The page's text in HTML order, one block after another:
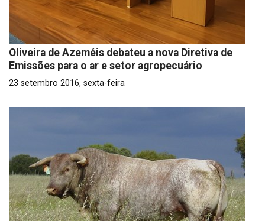
Oliveira de Azeméis debateu a nova Diretiva de
Emissões para o ar e setor agropecuário
23 setembro 2016, sexta-feira